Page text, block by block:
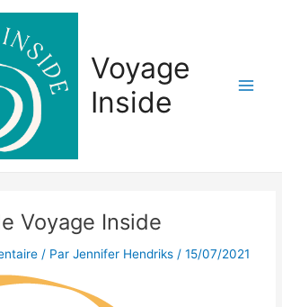
Voyage
Inside
Voyage Inside
/ ParJennifer Hendriks /15/07/2021